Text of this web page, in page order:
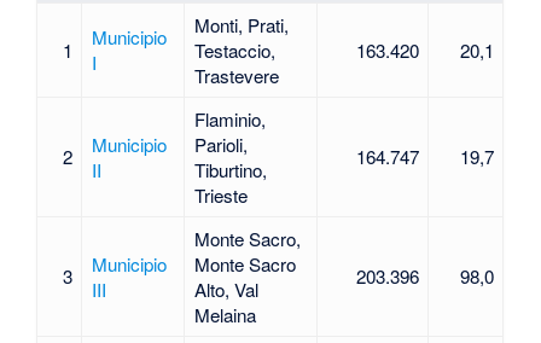
1
Municipio
I
Monti, Prati,
Testaccio,
Trastevere
163.420 20,1
2
Municipio
II
Flaminio,
Parioli,
Tiburtino,
Trieste
164.747 19,7
3
Municipio
III
Monte Sacro,
Monte Sacro
Alto, Val
Melaina
203.396 98,0